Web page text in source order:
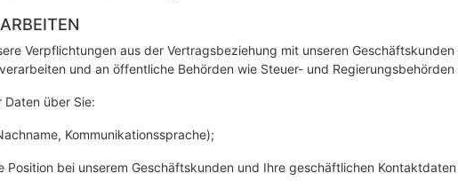
Verpflichtungen aus der Vertragsbeziehung mit unseren
und an öffentliche Behörden wie Steuer- und
über Sie:
Kommunikationssprache);
bei unserem Geschäftskunden und Ihre geschäftlichen